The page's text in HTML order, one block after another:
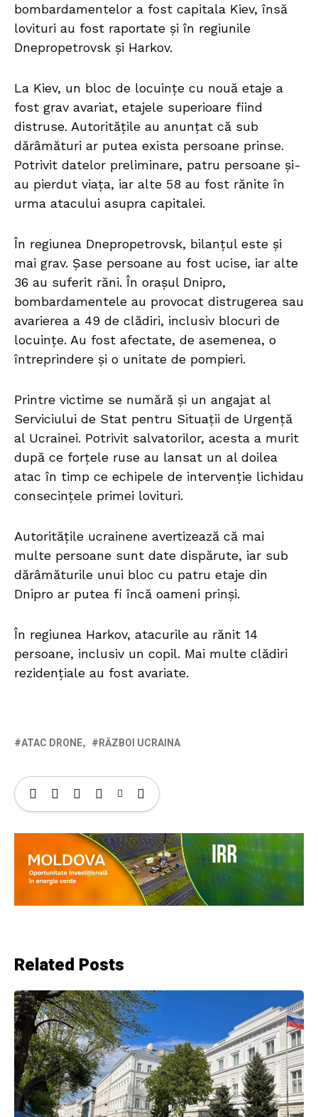
bombardamentelor a fost capitala Kiev, însă
lovituri au fost raportate și în regiunile
Dnepropetrovsk și Harkov.
La Kiev, un bloc de locuințe cu nouă etaje a
fost grav avariat, etajele superioare fiind
distruse. Autoritățile au anunțat că sub
dărâmături ar putea exista persoane prinse.
Potrivit datelor preliminare, patru persoane și-
au pierdut viața, iar alte 58 au fost rănite în
urma atacului asupra capitalei.
În regiunea Dnepropetrovsk, bilanțul este și
mai grav. Șase persoane au fost ucise, iar alte
36 au suferit răni. În orașul Dnipro,
bombardamentele au provocat distrugerea sau
avarierea a 49 de clădiri, inclusiv blocuri de
locuințe. Au fost afectate, de asemenea, o
întreprindere și o unitate de pompieri.
Printre victime se numără și un angajat al
Serviciului de Stat pentru Situații de Urgență
al Ucrainei. Potrivit salvatorilor, acesta a murit
după ce forțele ruse au lansat un al doilea
atac în timp ce echipele de intervenție lichidau
consecințele primei lovituri.
Autoritățile ucrainene avertizează că mai
multe persoane sunt date dispărute, iar sub
dărâmăturile unui bloc cu patru etaje din
Dnipro ar putea fi încă oameni prinși.
În regiunea Harkov, atacurile au rănit 14
persoane, inclusiv un copil. Mai multe clădiri
rezidențiale au fost avariate.
ATAC DRONE RĂZBOI UCRAINA
Related Posts